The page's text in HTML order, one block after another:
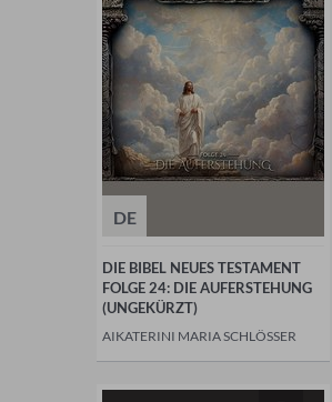
DE
DIE BIBEL NEUES TESTAMENT
FOLGE 24: DIE AUFERSTEHUNG
(UNGEKÜRZT)
AIKATERINI MARIA SCHLÖSSER